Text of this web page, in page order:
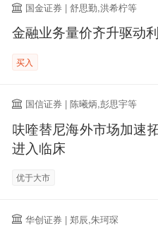
国金证券 | 舒思勤,洪希柠等
金融业务量价齐升驱动
买入
国信证券 | 陈曦炳,彭思宇等
呋喹替尼海外市场加速
进入临床
优于大市
华创证券 | 郑辰,朱珂琛